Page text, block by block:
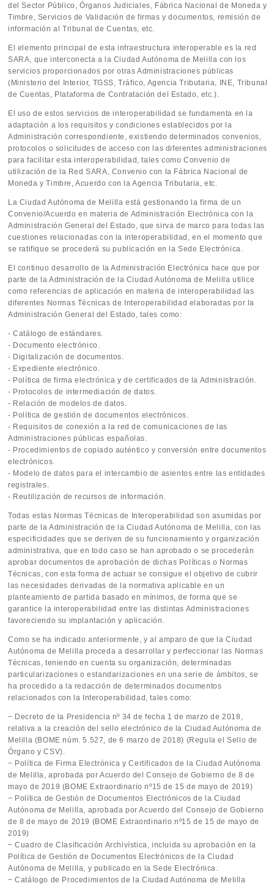
del Sector Público, Órganos Judiciales, Fábrica Nacional de Moneda y
Timbre, Servicios de Validación de firmas y documentos, remisión de
información al Tribunal de Cuentas, etc.
El elemento principal de esta infraestructura interoperable es la red
SARA, que interconecta a la Ciudad Autónoma de Melilla con los
servicios proporcionados por otras Administraciones públicas
(Ministerio del Interior, TGSS, Tráfico, Agencia Tributaria, INE, Tribunal
de Cuentas, Plataforma de Contratación del Estado, etc.).
El uso de estos servicios de interoperabilidad se fundamenta en la
adaptación a los requisitos y condiciones establecidos por la
Administración correspondiente, existiendo determinados convenios,
protocolos o solicitudes de acceso con las diferentes administraciones
para facilitar esta interoperabilidad, tales como Convenio de
utilización de la Red SARA, Convenio con la Fábrica Nacional de
Moneda y Timbre, Acuerdo con la Agencia Tributaria, etc.
La Ciudad Autónoma de Melilla está gestionando la firma de un
Convenio/Acuerdo en materia de Administración Electrónica con la
Administración General del Estado, que sirva de marco para todas las
cuestiones relacionadas con la interoperabilidad, en el momento que
se ratifique se procederá su publicación en la Sede Electrónica.
El continuo desarrollo de la Administración Electrónica hace que por
parte de la Administración de la Ciudad Autónoma de Melilla utilice
como referencias de aplicación en materia de interoperabilidad las
diferentes Normas Técnicas de Interoperabilidad elaboradas por la
Administración General del Estado, tales como:
- Catálogo de estándares.
- Documento electrónico.
- Digitalización de documentos.
- Expediente electrónico.
- Política de firma electrónica y de certificados de la Administración.
- Protocolos de intermediación de datos.
- Relación de modelos de datos.
- Política de gestión de documentos electrónicos.
- Requisitos de conexión a la red de comunicaciones de las
Administraciones públicas españolas.
- Procedimientos de copiado auténtico y conversión entre documentos
electrónicos.
- Modelo de datos para el intercambio de asientos entre las entidades
registrales.
- Reutilización de recursos de información.
Todas estas Normas Técnicas de Interoperabilidad son asumidas por
parte de la Administración de la Ciudad Autónoma de Melilla, con las
especificidades que se deriven de su funcionamiento y organización
administrativa, que en todo caso se han aprobado o se procederán
aprobar documentos de aprobación de dichas Políticas o Normas
Técnicas, con esta forma de actuar se consigue el objetivo de cubrir
las necesidades derivadas de la normativa aplicable en un
planteamiento de partida basado en mínimos, de forma que se
garantice la interoperabilidad entre las distintas Administraciones
favoreciendo su implantación y aplicación.
Como se ha indicado anteriormente, y al amparo de que la Ciudad
Autónoma de Melilla proceda a desarrollar y perfeccionar las Normas
Técnicas, teniendo en cuenta su organización, determinadas
particularizaciones o estandarizaciones en una serie de ámbitos, se
ha procedido a la redacción de determinados documentos
relacionados con la Interoperabilidad, tales como:
− Decreto de la Presidencia nº 34 de fecha 1 de marzo de 2018,
relativa a la creación del sello electrónico de la Ciudad Autónoma de
Melilla (BOME núm. 5.527, de 6 marzo de 2018) (Regula el Sello de
Órgano y CSV).
− Política de Firma Electrónica y Certificados de la Ciudad Autónoma
de Melilla, aprobada por Acuerdo del Consejo de Gobierno de 8 de
mayo de 2019 (BOME Extraordinario nº15 de 15 de mayo de 2019)
− Política de Gestión de Documentos Electrónicos de la Ciudad
Autónoma de Melilla, aprobada por Acuerdo del Consejo de Gobierno
de 8 de mayo de 2019 (BOME Extraordinario nº15 de 15 de mayo de
2019)
− Cuadro de Clasificación Archivística, incluida su aprobación en la
Política de Gestión de Documentos Electrónicos de la Ciudad
Autónoma de Melilla, y publicado en la Sede Electrónica.
− Catálogo de Procedimientos de la Ciudad Autónoma de Melilla